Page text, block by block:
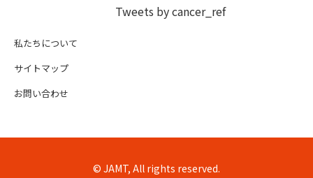
Tweets by cancer_ref
私たちについて
サイトマップ
お問い合わせ
© JAMT, All rights reserved.